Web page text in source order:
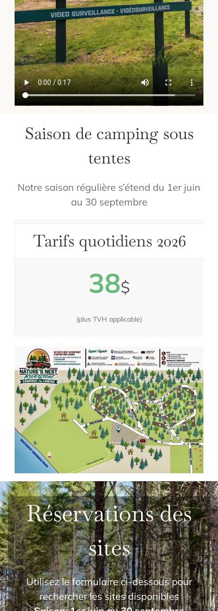
Saison de camping sous
tentes
Notre saison régulière s’étend du 1er juin
au 30 septembre
Tarifs quotidiens 2026
38$
(plus TVH applicable)
Réservations des
sites
Utilisez le formulaire ci-dessous pour
rechercher les sites disponibles